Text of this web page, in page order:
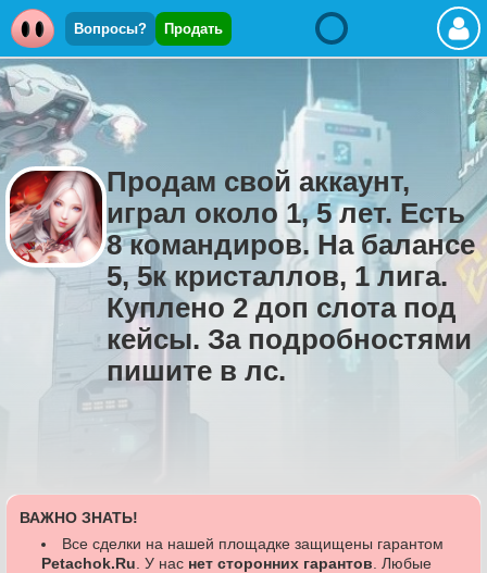
Вопросы? Продать
Продам свой аккаунт,
играл около 1, 5 лет. Есть
8 командиров. На балансе
5, 5к кристаллов, 1 лига.
Куплено 2 доп слота под
кейсы. За подробностями
пишите в лс.
ВАЖНО ЗНАТЬ!
Все сделки на нашей площадке защищены гарантом
Petachok.Ru . У нас нет сторонних гарантов . Любые